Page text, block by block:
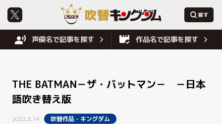
声優名で記事を探す 作品名で記事を探す
THE BATMAN－ザ・バットマン－ －日本
語吹き替え版
2022.3.14 吹替作品・キングダム